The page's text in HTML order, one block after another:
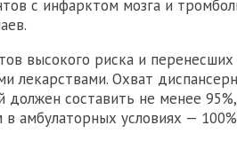
с инфарктом мозга и
высокого риска и
лекарствами. Охват
составить не менее
амбулаторных условиях —